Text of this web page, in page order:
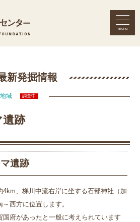
menu
新発掘情報
域 調査中
遺跡
遺跡
、梯川中流右岸に坐する石部神社（加
西方に位置します。
府があったと一般に考えられています